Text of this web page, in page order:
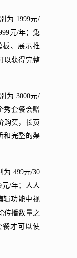
为 1999元/
元/年；兔
、展示推
以获得完整
为 3000元/
秀套餐会赠
购买，长页
和完整的渠
为 499元/30
元/年；人人
辑功能中视
传播数量之
餐才可以使